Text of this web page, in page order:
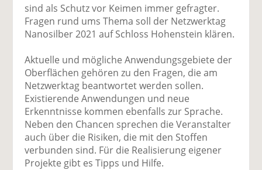
F
ac
e
o
o
k
te
il
e
n
tt
er
n
Li
n
k
di
n
te
e
n
E
m
ai
v
er
d
e
e
n
sind als Schutz vor Keimen immer gefragter.
Fragen rund ums Thema soll der Netzwerktag
Nanosilber 2021 auf Schloss Hohenstein klären.
Aktuelle und mögliche Anwendungsgebiete der
Oberflächen gehören zu den Fragen, die am
Netzwerktag beantwortet werden sollen.
Existierende Anwendungen und neue
Erkenntnisse kommen ebenfalls zur Sprache.
Neben den Chancen sprechen die Veranstalter
auch über die Risiken, die mit den Stoffen
verbunden sind. Für die Realisierung eigener
Projekte gibt es Tipps und Hilfe.